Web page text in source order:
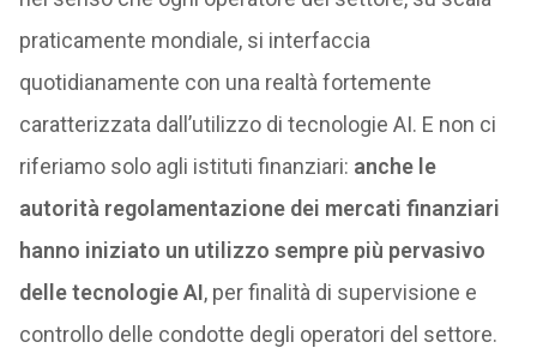
praticamente mondiale, si interfaccia
quotidianamente con una realtà fortemente
caratterizzata dall’utilizzo di tecnologie AI. E non ci
riferiamo solo agli istituti finanziari: anche le
autorità regolamentazione dei mercati finanziari
hanno iniziato un utilizzo sempre più pervasivo
delle tecnologie AI, per finalità di supervisione e
controllo delle condotte degli operatori del settore.